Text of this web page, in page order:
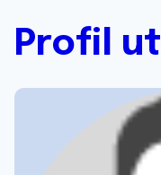
Profil